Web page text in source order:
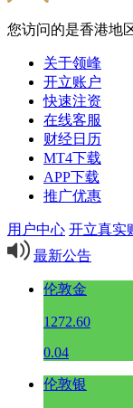
您访问的是香港地
关于领峰
开立账户
快速注资
在线客服
财经日历
MT4下载
APP下载
推广优惠
用户中心 开立真实
最新公告
伦敦金
1272.60
0.04
伦敦银